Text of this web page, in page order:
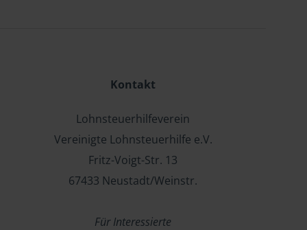
Kontakt
Lohnsteuerhilfeverein
Vereinigte Lohnsteuerhilfe e.V.
Fritz-Voigt-Str. 13
67433 Neustadt/Weinstr.
Für Interessierte